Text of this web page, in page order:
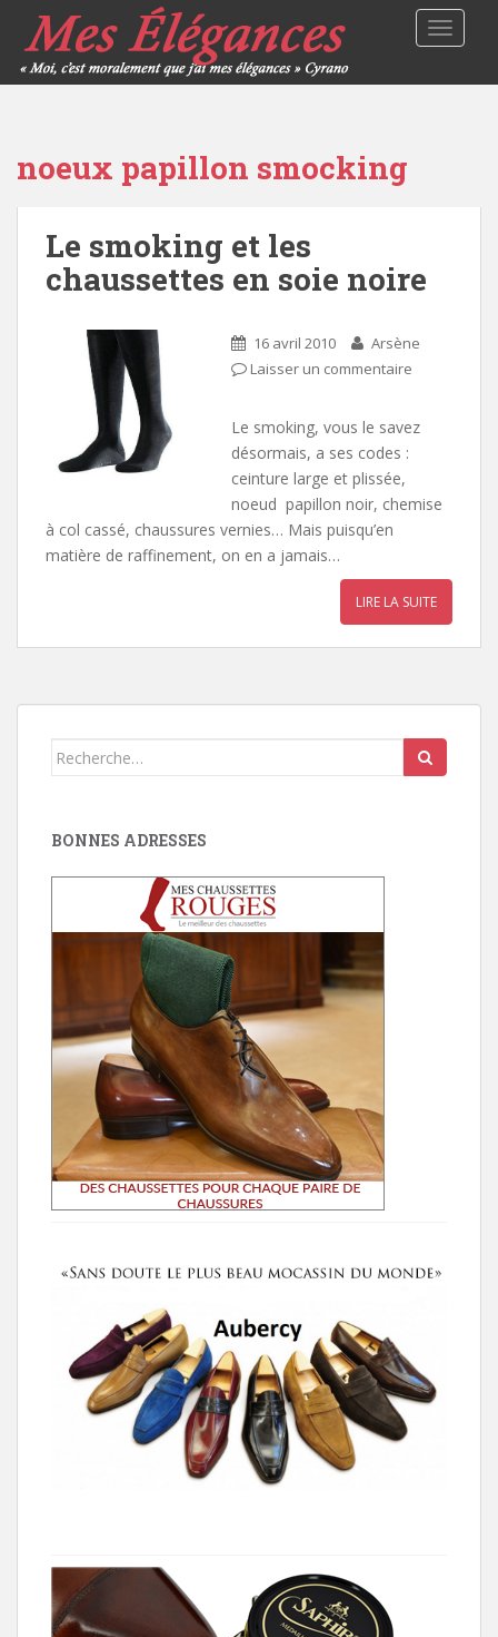
noeux papillon smocking
Le smoking et les
chaussettes en soie noire
16 avril 2010
Arsène
Laisser un commentaire
Le smoking, vous le savez
désormais, a ses codes :
ceinture large et plissée,
noeud papillon noir, chemise
à col cassé, chaussures vernies… Mais puisqu’en
matière de raffinement, on en a jamais…
LIRE LA SUITE
Search
BONNES ADRESSES